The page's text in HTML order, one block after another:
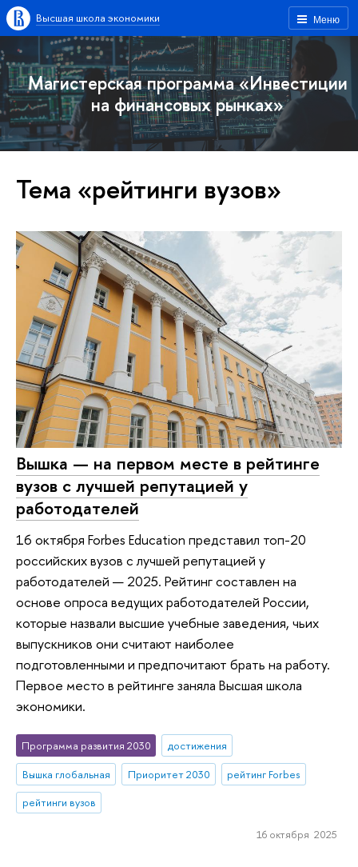
Меню
Высшая школа экономики
Магистерская программа «Инвестиции
на финансовых рынках»
Тема «рейтинги вузов»
Вышка — на первом месте в рейтинге
вузов с лучшей репутацией у
работодателей
16 октября Forbes Education представил топ-20
российских вузов с лучшей репутацией у
работодателей — 2025. Рейтинг составлен на
основе опроса ведущих работодателей России,
которые назвали высшие учебные заведения, чьих
выпускников они считают наиболее
подготовленными и предпочитают брать на работу.
Первое место в рейтинге заняла Высшая школа
экономики.
Программа развития 2030
достижения
Вышка глобальная
Приоритет 2030
рейтинг Forbes
рейтинги вузов
16 октября 2025